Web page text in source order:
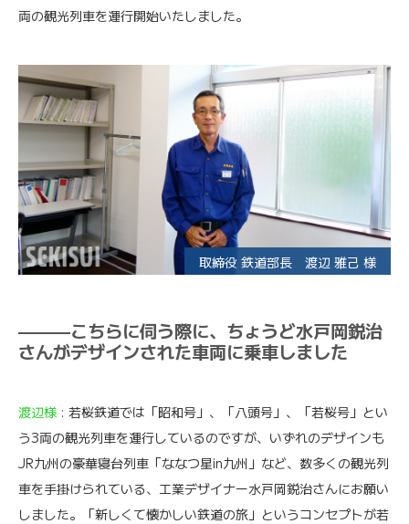
両の観光列車を運行開始いたしました。
取締役 鉄道部長 渡辺 雅己 様
———こちらに伺う際に、ちょうど水戸岡鋭治
さんがデザインされた車両に乗車しました
渡辺様 : 若桜鉄道では「昭和号」、「八頭号」、「若桜号」とい
う3両の観光列車を運行しているのですが、いずれのデザインも
JR九州の豪華寝台列車「ななつ星in九州」など、数多くの観光列
車を手掛けられている、工業デザイナー水戸岡鋭治さんにお願い
しました。「新しくて懐かしい鉄道の旅」というコンセプトが若